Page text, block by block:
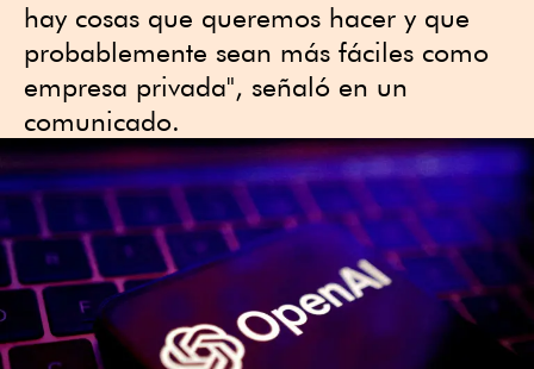
hay cosas que queremos hacer y que
probablemente sean más fáciles como
empresa privada", señaló en un
comunicado.